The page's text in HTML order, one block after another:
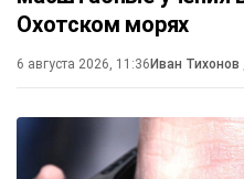
Охотском морях
6 августа 2026, 11:36Иван Тихонов